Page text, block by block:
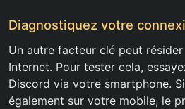
Diagnostiquez votre
Un autre facteur clé peut
Internet. Pour tester cela,
Discord via votre smartphone.
également sur votre mobile, le